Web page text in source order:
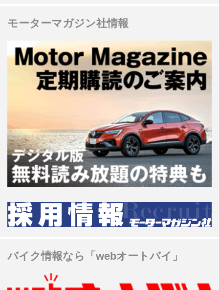
モーターマガジン社情報
バイク情報なら「webオートバイ」